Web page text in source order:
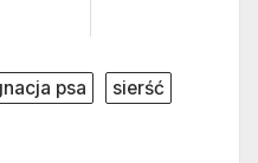
psa
sierść